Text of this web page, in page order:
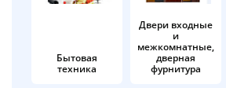
Бытовая
техника
Двери входные
и
межкомнатные,
дверная
фурнитура
Остались вопросы?
8 800 302-02-51
plait.ru